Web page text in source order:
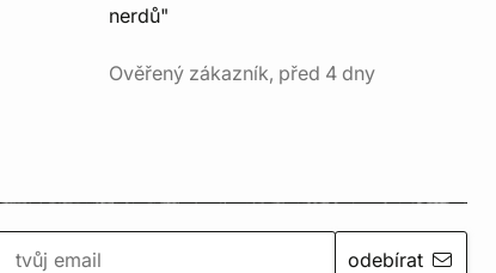
nerdů"
Ověřený zákazník, před 4 dny
odebírat